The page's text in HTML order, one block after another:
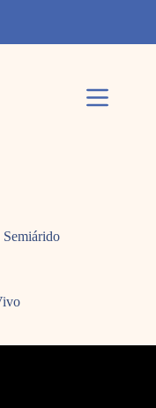
Semiárido